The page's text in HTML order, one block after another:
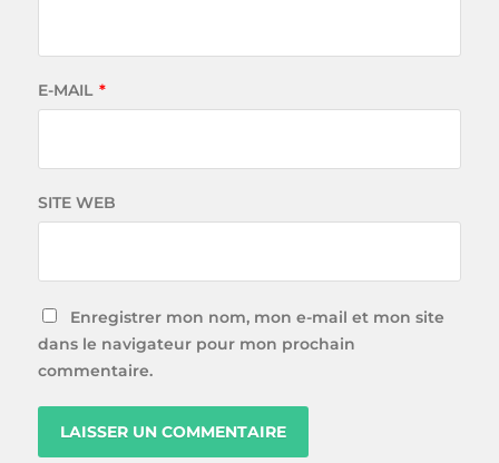
E-MAIL *
SITE WEB
Enregistrer mon nom, mon e-mail et mon site
dans le navigateur pour mon prochain
commentaire.